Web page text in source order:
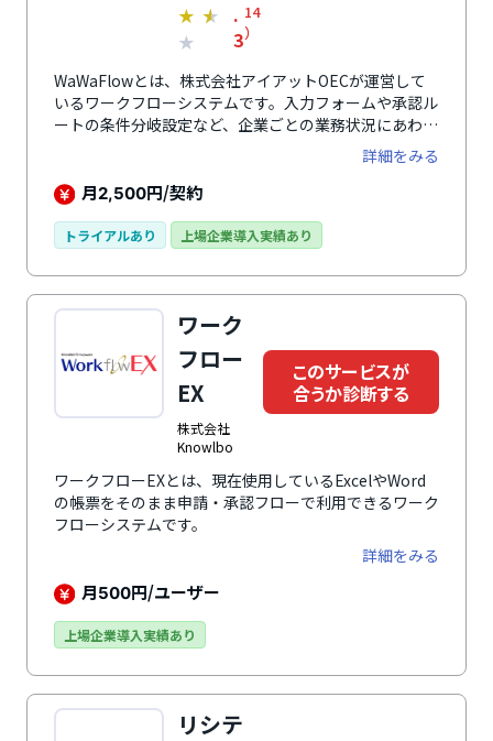
★ ★
★
.
3
14
）
WaWaFlowとは、株式会社アイアットOECが運営して
いるワークフローシステムです。入力フォームや承認ル
ートの条件分岐設定など、企業ごとの業務状況にあわせ
て自由に作成できるのが特徴。簡単な申請から複雑なも
のまで柔軟に対応可能です。申請書の滞留防止機能が備
わっており、滞留アラームの表記や督促メールの配信が
も可能なので、申請書が停滞することがありません。ま
会計システムに取り込むことで転記作業が不要になり、
担当者の業務負担を削減します。料金プランは基本料金
月額2,500円と、1IDにつき月額400円の従量制となって
詳細をみる
月2,500円/契約
トライアルあり 上場企業導入実績あり
ワーク
フロー
EX
株式会社
Knowlbo
このサービスが
合うか診断する
ワークフローEXとは、現在使用しているExcelやWord
の帳票をそのまま申請・承認フローで利用できるワーク
フローシステムです。
詳細をみる
月500円/ユーザー
上場企業導入実績あり
リシテ